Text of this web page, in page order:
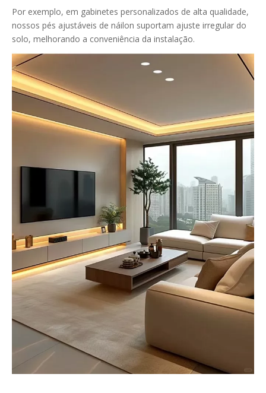
Por exemplo, em gabinetes personalizados de alta qualidade,
nossos pés ajustáveis ​​de náilon suportam ajuste irregular do
solo, melhorando a conveniência da instalação.